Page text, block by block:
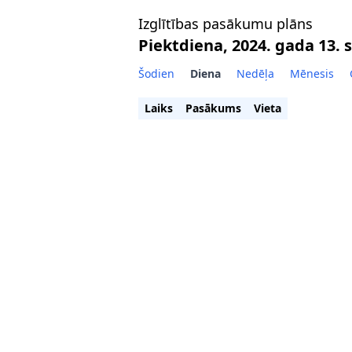
Izglītības pasākumu plāns
Piektdiena, 2024. gada 13.
Šodien Diena Nedēļa Mēnesis
Laiks Pasākums Vieta